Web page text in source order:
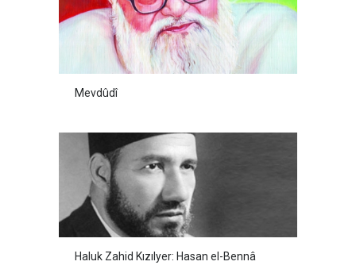
Mevdûdî
Haluk Zahid Kızılyer: Hasan el-Bennâ